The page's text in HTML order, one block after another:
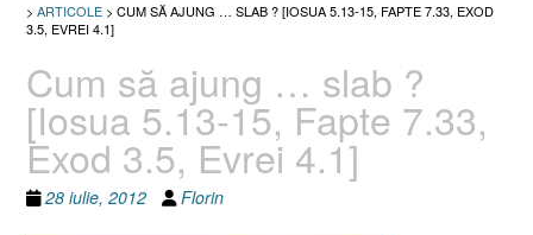
> ARTICOLE > CUM SĂ AJUNG … SLAB ? [IOSUA 5.13-15, FAPTE 7.33, EXOD
3.5, EVREI 4.1]
Cum să ajung … slab ?
[Iosua 5.13-15, Fapte 7.33,
Exod 3.5, Evrei 4.1]
28 iulie, 2012 Florin